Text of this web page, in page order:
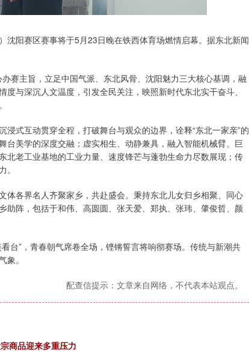
沈阳赛区赛事将于5月23日晚在铁西体育场燃情启幕。据东北新闻
赛主旨，立足中国气派、东北风骨、沈阳魅力三大核心基调，融
与深沉人文温度，引发全民关注，映照新时代东北实干奋斗、
式互动贯穿全程，打破舞台与观众的边界，诠释“东北一家亲”的
美学的深度交融；虚实相生、动静兼具，融入智能机械臂、巨
老工业基地的工业力量、速度锋芒与蓬勃生命力尽数展现；传
各界名人齐聚家乡，共赴盛会。秉持东北儿女归乡相聚、同心
阵，包括于和伟、高圆圆、张天爱、郑执、张玮、肇俊哲、颜
台”，青春朝气席卷全场，铿锵誓言将响彻赛场。传统与新潮共
。
配查信提示：文章来自网络，不代表本站观点。
商品迎来多重压力